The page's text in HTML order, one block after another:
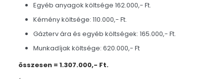
Egyéb anyagok költsége 162.000,- Ft.
Kémény költsége: 110.000,- Ft.
Gázterv ára és egyéb költségek: 165.000,- Ft.
Munkadíjak költsége: 620.000,- Ft
összesen = 1.307.000,- Ft.